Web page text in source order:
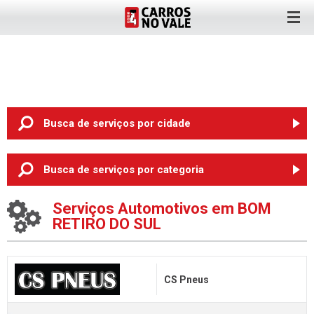
Busca de serviços por cidade
BOM RETIRO DO SUL (3)
CRUZEIRO DO SUL (3)
ENCANTADO (3)
ESTRELA (8)
LAJEADO (89)
Busca de serviços por categoria
Oficina Mecânica
Pneus
Chapeação e Pintura
Auto Elétrica
Serviços Automotivos em BOM
RETIRO DO SUL
CS Pneus